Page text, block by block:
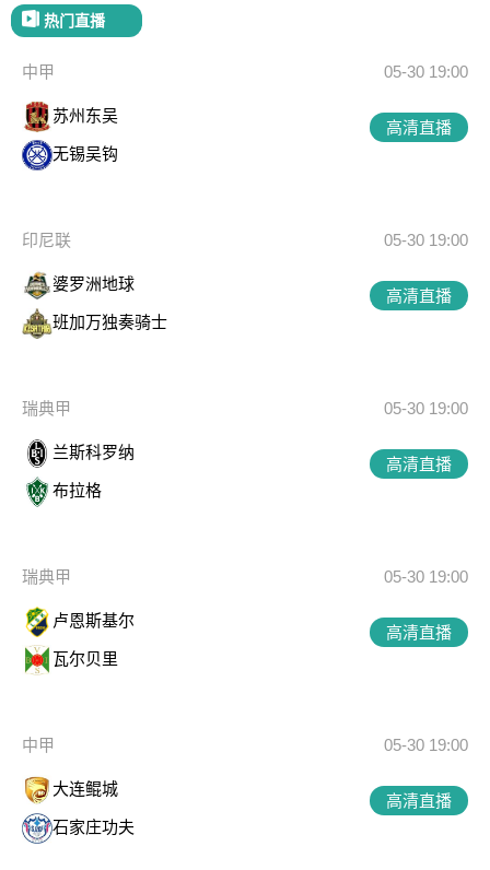
热门直播
中甲 05-30 19:00
苏州东吴
无锡吴钩
高清直播
印尼联 05-30 19:00
婆罗洲地球
班加万独奏骑士
高清直播
瑞典甲 05-30 19:00
兰斯科罗纳
布拉格
高清直播
瑞典甲 05-30 19:00
卢恩斯基尔
瓦尔贝里
高清直播
中甲 05-30 19:00
大连鲲城
石家庄功夫
高清直播